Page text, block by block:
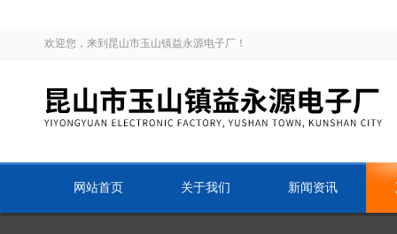
欢迎您，来到昆山市玉山镇益永源电子厂！
网站首页 关于我们 新闻资讯